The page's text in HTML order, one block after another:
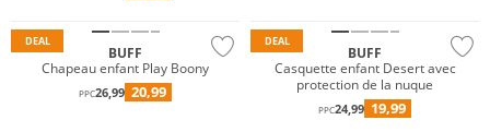
DEAL
BUFF
Chapeau enfant Play Boony
PPC26,99 20,99
DEAL
BUFF
Casquette enfant Desert avec
protection de la nuque
PPC24,99 19,99